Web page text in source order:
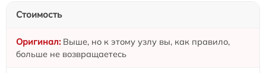
Стоимость
Выше, но к этому узлу вы, как правило,
больше не возвращаетесь